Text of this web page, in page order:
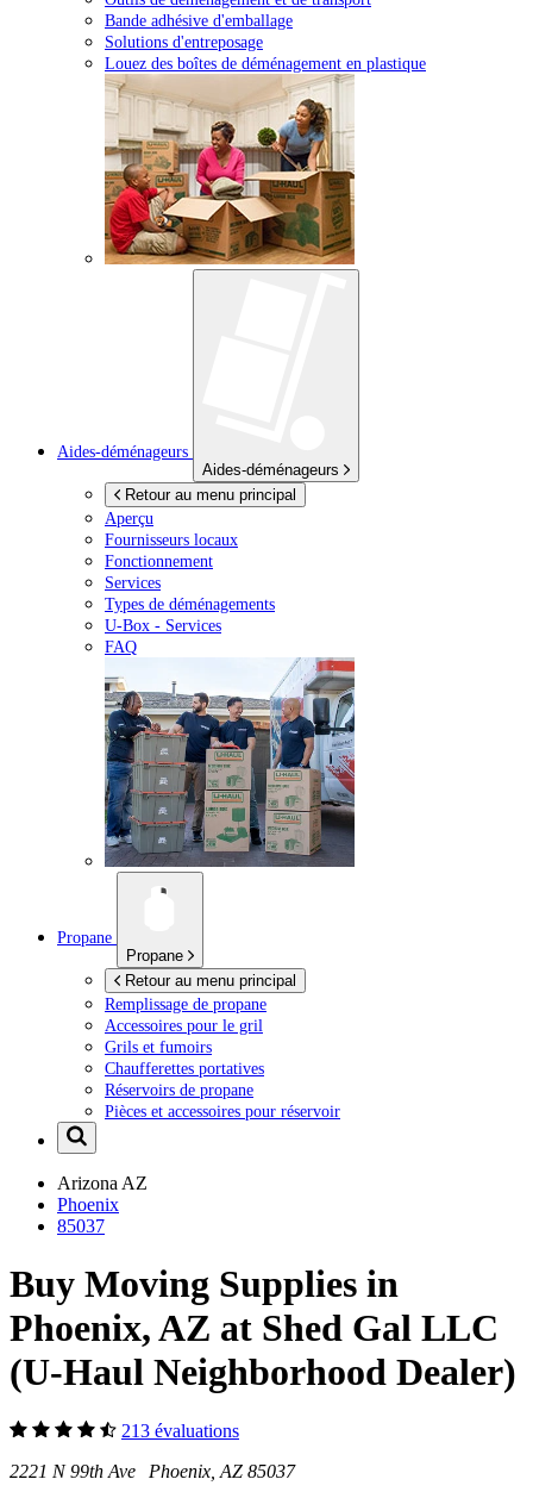
Bande adhésive d'emballage
Solutions d'entreposage
Louez des boîtes de déménagement en plastique
Aides-déménageurs
Aides-déménageurs
Retour au menu principal
Aperçu
Fournisseurs locaux
Fonctionnement
Services
Types de déménagements
U-Box - Services
FAQ
Propane
Propane
Retour au menu principal
Remplissage de propane
Accessoires pour le gril
Grils et fumoirs
Chaufferettes portatives
Réservoirs de propane
Pièces et accessoires pour réservoir
Arizona AZ
Phoenix
85037
Buy Moving Supplies in
Phoenix, AZ at Shed Gal LLC
(U-Haul Neighborhood Dealer)
213 évaluations
2221 N 99th Ave Phoenix, AZ 85037